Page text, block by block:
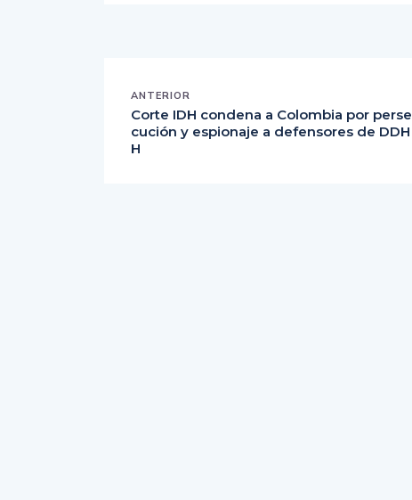
ANTERIOR
Corte IDH condena a Colombia por perse
cución y espionaje a defensores de DDH
H